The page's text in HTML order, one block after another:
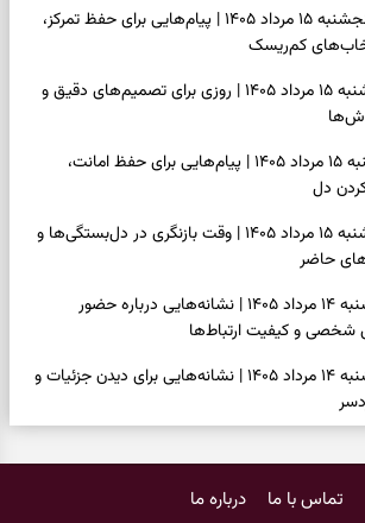
فال فرشتگان امروز پنجشنبه ۱۵ مرداد ۱۴۰۵ | پیام‌هایی برای حفظ تمرکز،
کم‌ریسک
فال روزانه امروز پنجشنبه ۱۵ مرداد ۱۴۰۵ | روزی برای تصمیم‌های دقیق و
فال انبیا امروز پنجشنبه ۱۵ مرداد ۱۴۰۵ | پیام‌هایی برای حفظ امانت،
دل
فال حافظ امروز پنج‌شنبه ۱۵ مرداد ۱۴۰۵ | وقت بازنگری در دل‌بستگی‌ها و
حاضر
فال اسم امروز چهارشنبه ۱۴ مرداد ۱۴۰۵ | نشانه‌هایی درباره حضور
شخصی و کیفیت ارتباط‌ها
فال چای امروز چهارشنبه ۱۴ مرداد ۱۴۰۵ | نشانه‌هایی برای دیدن جزئیات و
تماس با ما درباره ما